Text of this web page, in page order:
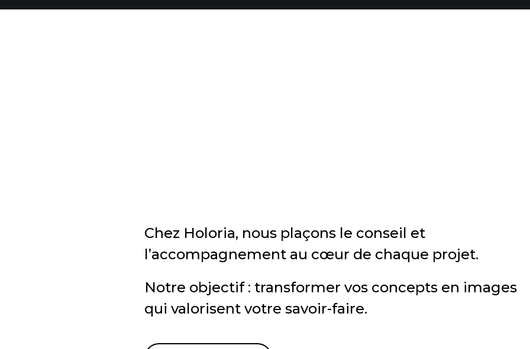
Chez Holoria, nous plaçons le conseil et
l’accompagnement au cœur de chaque projet.
Notre objectif : transformer vos concepts en images
qui valorisent votre savoir-faire.